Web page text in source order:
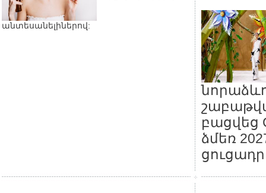
անտեսանելիներով:
բացվեց
ձմեռ